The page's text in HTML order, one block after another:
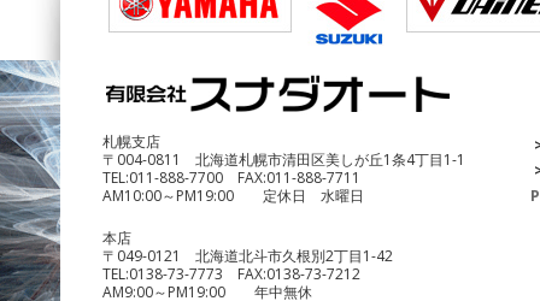
¥690,000
札幌支店
〒004-0811 北海道札幌市清田区美しが丘1条4丁目1-1
TEL:011-888-7700 FAX:011-888-7711
AM10:00～PM19:00 定休日 水曜日
本店
〒049-0121 北海道北斗市久根別2丁目1-42
TEL:0138-73-7773 FAX:0138-73-7212
AM9:00～PM19:00 年中無休